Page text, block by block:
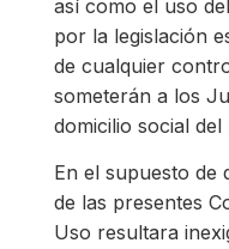
así como el uso
por la legislación
de cualquier
someterán a los
domicilio social
En el supuesto de
de las presentes
Uso resultara